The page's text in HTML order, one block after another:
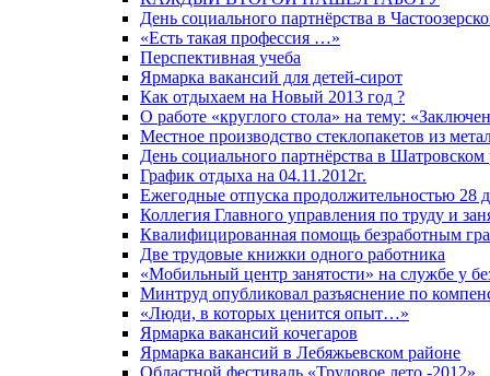
День социального партнёрства в
«Есть такая профессия …»
Перспективная учеба
Ярмарка вакансий для детей-сирот
Как отдыхаем на Новый 2013 год ?
О работе «круглого стола» на тему:
Местное производство стеклопакетов из
День социального партнёрства в Шатровском
График отдыха на 04.11.2012г.
Ежегодные отпуска продолжительностью 28
Коллегия Главного управления по труду и
Квалифицированная помощь безработным
Две трудовые книжки одного работника
«Мобильный центр занятости» на службе у
Минтруд опубликовал разъяснение по
«Люди, в которых ценится опыт…»
Ярмарка вакансий кочегаров
Ярмарка вакансий в Лебяжьевском районе
Областной фестиваль «Трудовое лето -2012»